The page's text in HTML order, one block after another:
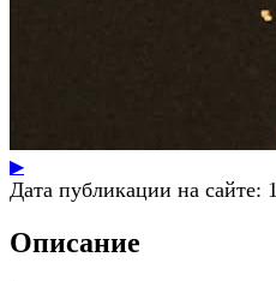
▶
Дата публикации на сайте:
Описание